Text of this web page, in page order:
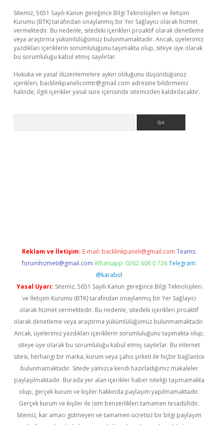
Sitemiz, 5651 Sayılı Kanun gereğince Bilgi Teknolojileri ve İletişim
Kurumu (BTK) tarafından onaylanmış bir Yer Sağlayıcı olarak hizmet
vermektedir. Bu nedenle, sitedeki içerikleri proaktif olarak denetleme
veya araştırma yükümlülüğümüz bulunmamaktadır. Ancak, üyelerimiz
yazdıkları içeriklerin sorumluluğunu taşımakta olup, siteye üye olarak
bu sorumluluğu kabul etmiş sayılırlar.
Hukuka ve yasal düzenlemelere aykırı olduğunu düşündüğünüz
içerikleri, backlinkpanelicomtr@gmail.com adresine bildirmeniz
halinde, ilgili içerikler yasal süre içerisinde sitemizden kaldırılacaktır.
Reklam ve İletişim: E-mail: backlinkpaneli@gmail.com Teams:
forumhizmeti@gmail.com Whatsapp: 0262 606 0 726 Telegram:
@karabul
Yasal Uyarı: Sitemiz, 5651 Sayılı Kanun gereğince Bilgi Teknolojileri
ve İletişim Kurumu (BTK) tarafından onaylanmış bir Yer Sağlayıcı
olarak hizmet vermektedir. Bu nedenle, sitedeki içerikleri proaktif
olarak denetleme veya araştırma yükümlülüğümüz bulunmamaktadır.
Ancak, üyelerimiz yazdıkları içeriklerin sorumluluğunu taşımakta olup,
siteye üye olarak bu sorumluluğu kabul etmiş sayılırlar. Bu internet
sitesi, herhangi bir marka, kurum veya şahıs şirketi ile hiçbir bağlantısı
bulunmamaktadır. Sitede yalnızca kendi hazırladığımız makaleler
paylaşılmaktadır. Burada yer alan içerikler haber niteliği taşımamakta
olup, gerçek kurum ve kişiler hakkında paylaşım yapılmamaktadır.
Gerçek kurum ve kişiler ile isim benzerlikleri tamamen tesadüfidir.
Sitemiz, kar amacı gütmeyen ve tamamen ücretsiz bir bilgi paylaşım